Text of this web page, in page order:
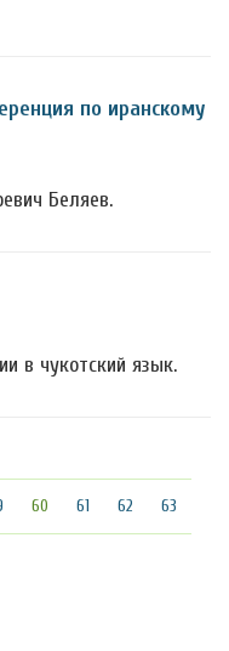
по иранскому
Беляев.
в чукотский язык.
60 (текущая)
61 62 63